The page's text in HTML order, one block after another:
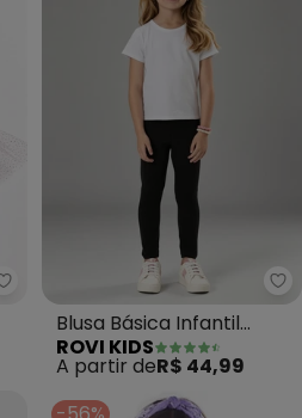
Fakini - Blusa Borboleta (Rosa)
Blusa Básica Infantil
Feminina (Branco)
ROVI KIDS
A partir deR$ 44,99